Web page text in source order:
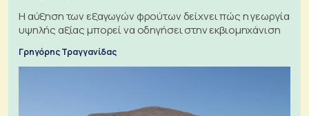
Η αύξηση των εξαγωγών φρούτων δείχνει πώς η γεωργία
υψηλής αξίας μπορεί να οδηγήσει στην εκβιομηχάνιση
Γρηγόρης Τραγγανίδας